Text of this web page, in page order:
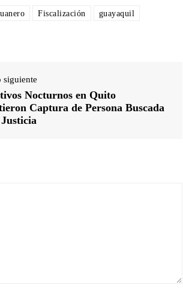
Fiscalización
guayaquil
siguiente
Nocturnos en Quito
Captura de Persona Buscada